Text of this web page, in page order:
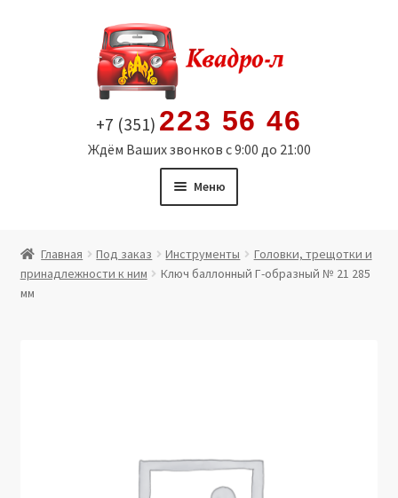
содержимому
+7 (351) 223 56 46
Ждём Ваших звонков с 9:00 до 21:00
Меню
Витрина
Главная Под заказ Инструменты
Головки, трещотки и
принадлежности к ним
Ключ баллонный Г-образный № 21 285
мм